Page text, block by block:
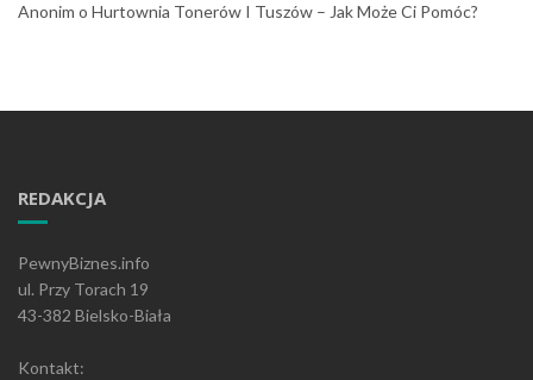
Anonim o Hurtownia Tonerów I Tuszów – Jak Może Ci Pomóc?
REDAKCJA
PewnyBiznes.info
ul. Przy Torach 19
43-382 Bielsko-Biała
Kontakt: